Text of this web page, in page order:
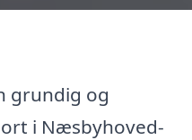
grundig og
i Næsbyhoved-